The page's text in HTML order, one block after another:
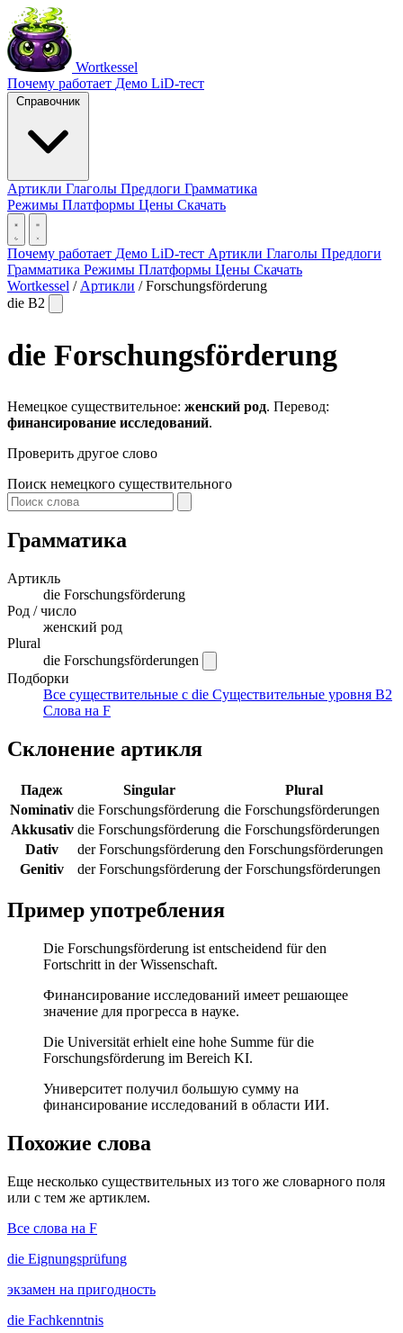
Wortkessel
Почему работает Демо LiD-тест
Справочник
Артикли Глаголы Предлоги Грамматика
Режимы Платформы Цены Скачать
Почему работает Демо LiD-тест Артикли Глаголы Предлоги
Грамматика Режимы Платформы Цены Скачать
Wortkessel / Артикли / Forschungsförderung
die B2
die Forschungsförderung
Немецкое существительное: женский род. Перевод:
финансирование исследований.
Проверить другое слово
Поиск немецкого существительного
Грамматика
Артикль
die Forschungsförderung
Род / число
женский род
Plural
die Forschungsförderungen
Подборки
Все существительные с die Существительные уровня B2
Слова на F
Склонение артикля
Падеж Singular
Plural
Nominativ die Forschungsförderung die Forschungsförderungen
Akkusativ die Forschungsförderung die Forschungsförderungen
Dativ
der Forschungsförderung den Forschungsförderungen
Genitiv
der Forschungsförderung der Forschungsförderungen
Пример употребления
Die Forschungsförderung ist entscheidend für den
Fortschritt in der Wissenschaft.
Финансирование исследований имеет решающее
значение для прогресса в науке.
Die Universität erhielt eine hohe Summe für die
Forschungsförderung im Bereich KI.
Университет получил большую сумму на
финансирование исследований в области ИИ.
Похожие слова
Еще несколько существительных из того же словарного поля
или с тем же артиклем.
Все слова на F
die Eignungsprüfung
экзамен на пригодность
die Fachkenntnis